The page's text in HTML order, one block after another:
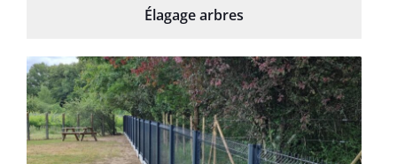
Élagage arbres